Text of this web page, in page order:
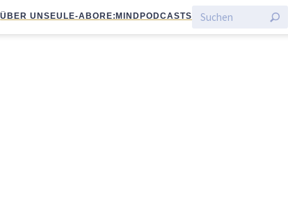
ÜBER UNS EULE-ABO RE:MIND PODCASTS